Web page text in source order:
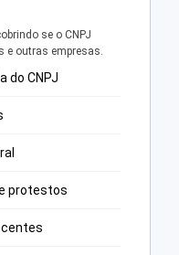
se o CNPJ
e outras empresas.
do CNPJ
protestos